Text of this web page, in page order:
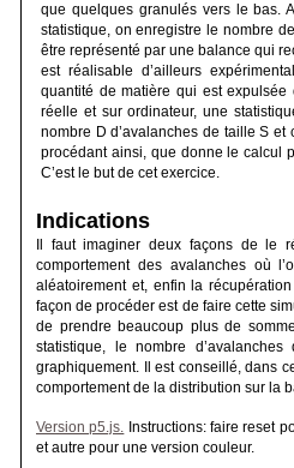
que quelques granulés vers le bas.
statistique, on enregistre le nombre
être représenté par une balance qui
est réalisable d’ailleurs
quantité de matière qui est expulsée
réelle et sur ordinateur, une
nombre D d’avalanches de taille S et
procédant ainsi, que donne le calcul
C’est le but de cet exercice.
Indications
Il faut imaginer deux façons de le
comportement des avalanches où
aléatoirement et, enfin la
façon de procéder est de faire cette
de prendre beaucoup plus de
statistique, le nombre
graphiquement. Il est conseillé, dans
comportement de la distribution sur la
Version p5.js. Instructions: faire reset
et autre pour une version couleur.